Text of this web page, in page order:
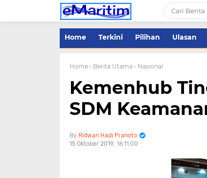
Home Terkini Pilihan Ulasan
Home › Berita Utama › Nasional
Kemenhub
SDM
Ridwan Hadi Pranoto
15 Oktober 2019 16.11.00